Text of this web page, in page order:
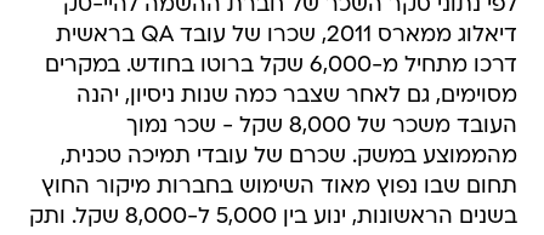
לפי נתוני סקר השכר של חברת ההשמה להיי-טק
דיאלוג ממארס 2011, שכרו של עובד QA בראשית
דרכו מתחיל מ-6,000 שקל ברוטו בחודש. במקרים
מסוימים, גם לאחר שצבר כמה שנות ניסיון, יהנה
העובד משכר של 8,000 שקל - שכר נמוך
מהממוצע במשק. שכרם של עובדי תמיכה טכנית,
תחום שבו נפוץ מאוד השימוש בחברות מיקור החוץ
בשנים הראשונות, ינוע בין 5,000 ל-8,000 שקל. ותק